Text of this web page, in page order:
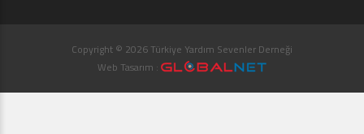
Copyright © 2026 Türkiye Yardım Sevenler Derneği
Web Tasarım :